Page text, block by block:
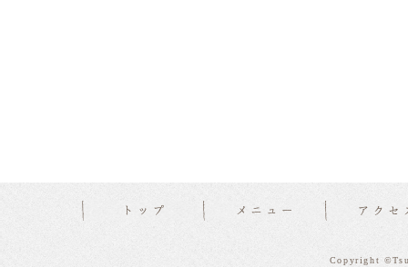
Copyright